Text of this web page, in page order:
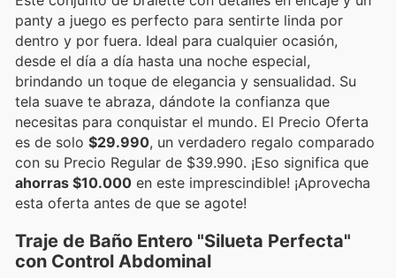
panty a juego es perfecto para sentirte linda por
dentro y por fuera. Ideal para cualquier ocasión,
desde el día a día hasta una noche especial,
brindando un toque de elegancia y sensualidad. Su
tela suave te abraza, dándote la confianza que
necesitas para conquistar el mundo. El Precio Oferta
es de solo $29.990, un verdadero regalo comparado
con su Precio Regular de $39.990. ¡Eso significa que
ahorras $10.000 en este imprescindible! ¡Aprovecha
esta oferta antes de que se agote!
Traje de Baño Entero "Silueta Perfecta"
con Control Abdominal